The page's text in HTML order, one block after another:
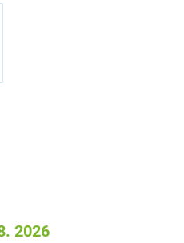
2026